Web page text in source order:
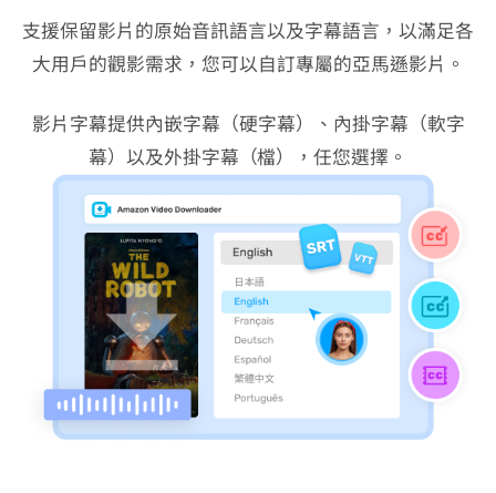
VideoHunter 支援保留影片的原始音訊語言以及字幕語言，以滿足各
大用戶的觀影需求，您可以自訂專屬的亞馬遜影片。
影片字幕提供內嵌字幕（硬字幕）、內掛字幕（軟字
幕）以及外掛字幕（SRT/VTT 檔），任您選擇。